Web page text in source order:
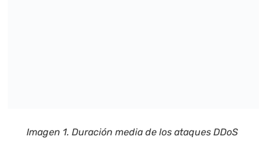
Imagen 1. Duración media de los ataques DDoS